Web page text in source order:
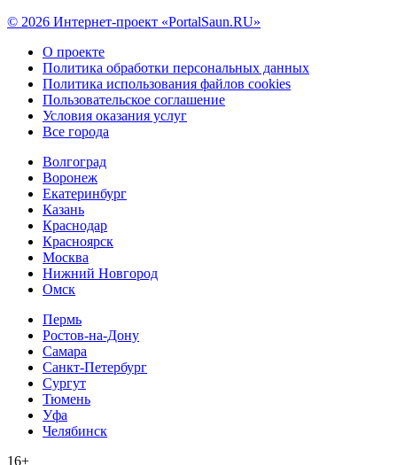
© 2026 Интернет-проект «PortalSaun.RU»
О проекте
Политика обработки персональных данных
Политика использования файлов cookies
Пользовательское соглашение
Условия оказания услуг
Все города
Волгоград
Воронеж
Екатеринбург
Казань
Краснодар
Красноярск
Москва
Нижний Новгород
Омск
Пермь
Ростов-на-Дону
Самара
Санкт-Петербург
Сургут
Тюмень
Уфа
Челябинск
16+